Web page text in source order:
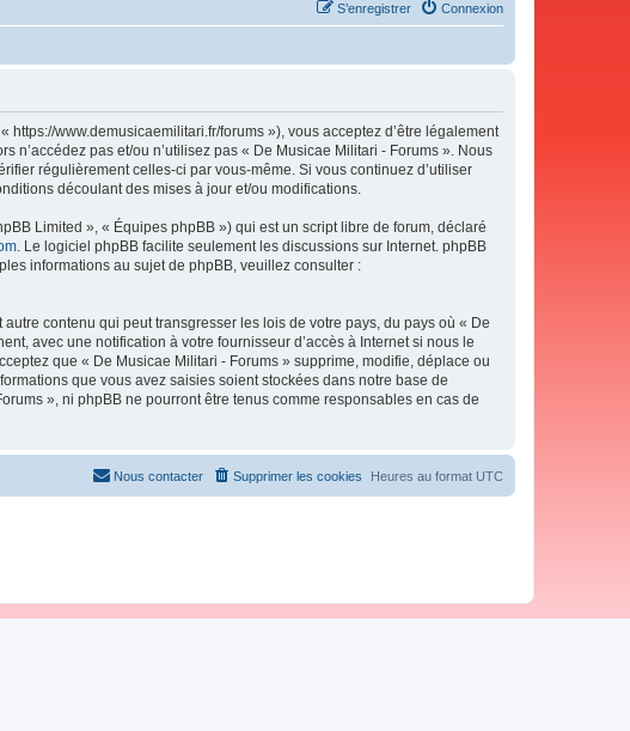
Connexion
S’enregistrer
www.demusicaemilitari.fr/forums »), vous acceptez d’être légalement
n’accédez pas et/ou n’utilisez pas « De Musicae Militari - Forums ». Nous
régulièrement celles-ci par vous-même. Si vous continuez d’utiliser
découlant des mises à jour et/ou modifications.
Limited », « Équipes phpBB ») qui est un script libre de forum, déclaré
. Le logiciel phpBB facilite seulement les discussions sur Internet. phpBB
informations au sujet de phpBB, veuillez consulter :
contenu qui peut transgresser les lois de votre pays, du pays où « De
avec une notification à votre fournisseur d’accès à Internet si nous le
que « De Musicae Militari - Forums » supprime, modifie, déplace ou
que vous avez saisies soient stockées dans notre base de
», ni phpBB ne pourront être tenus comme responsables en cas de
Heures au format UTC
Supprimer les cookies
Nous contacter